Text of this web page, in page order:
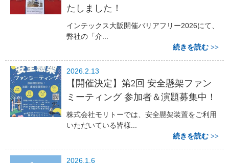
たしました！
インテックス大阪開催バリアフリー2026にて、
弊社の「介...
続きを読む
2026.2.13
【開催決定】第2回 安全懸架ファン
ミーティング 参加者＆演題募集中！
株式会社モリトーでは、安全懸架装置をご利用
いただいている皆様...
続きを読む
2026.1.6